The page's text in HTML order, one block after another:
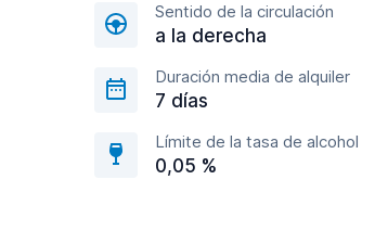
Sentido de la circulación
a la derecha
Duración media de alquiler
7 días
Límite de la tasa de alcohol
0,05 %